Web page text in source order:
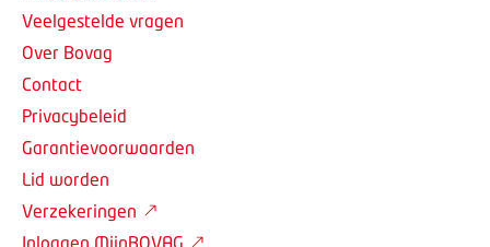
Veelgestelde vragen
Over Bovag
Contact
Privacybeleid
Garantievoorwaarden
Lid worden
Verzekeringen
Inloggen MijnBOVAG